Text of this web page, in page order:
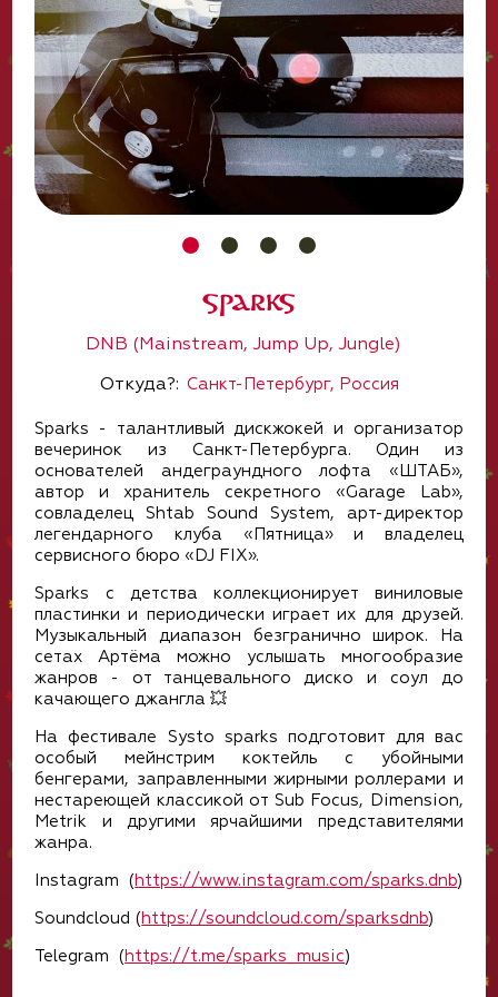
Sparks
DNB (Mainstream, Jump Up, Jungle)
Откуда?: Санкт-Петербург, Россия
Sparks - талантливый дискжокей и организатор
вечеринок из Санкт-Петербурга. Один из
основателей андеграундного лофта «‎ШТАБ»,
автор и хранитель секретного «Garage Lab»,
совладелец Shtab Sound System, арт-директор
легендарного клуба «‎Пятница» и владелец
сервисного бюро «DJ FIX».
Sparks с детства коллекционирует виниловые
пластинки и периодически играет их для друзей.
Музыкальный диапазон безгранично широк. На
сетах Артёма можно услышать многообразие
жанров - от танцевального диско и соул до
качающего джангла 💥
На фестивале Systo sparks подготовит для вас
особый мейнстрим коктейль с убойными
бенгерами, заправленными жирными роллерами и
нестареющей классикой от Sub Focus, Dimension,
Metrik и другими ярчайшими представителями
жанра.
Instagram ( https://www.instagram.com/sparks.dnb)
Soundcloud ( https://soundcloud.com/sparksdnb)
Telegram ( https://t.me/sparks_music)